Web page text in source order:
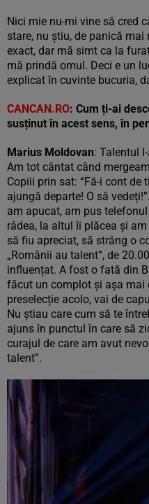
Nici mie nu-mi vine să cred
stare, nu știu, de panică
exact, dar mă simt ca la
mă prindă omul. Deci e un
explicat în cuvinte bucuria,
CANCAN.RO: Cum ți-ai
susținut în acest sens, în
Marius Moldovan: Talentul
Am tot cântat când
Copiii prin sat: “Fă-i cont
ajungă departe! O să
am apucat, am pus
râdea, la altul îi plăcea și
să fiu apreciat, să strâng o
„Românii au talent”, de
influențat. A fost o fată din
făcut un complot și așa mai
preselecție acolo, vai de
Nu știau care cum să te
ajuns în punctul în care să
curajul de care am avut
talent”.